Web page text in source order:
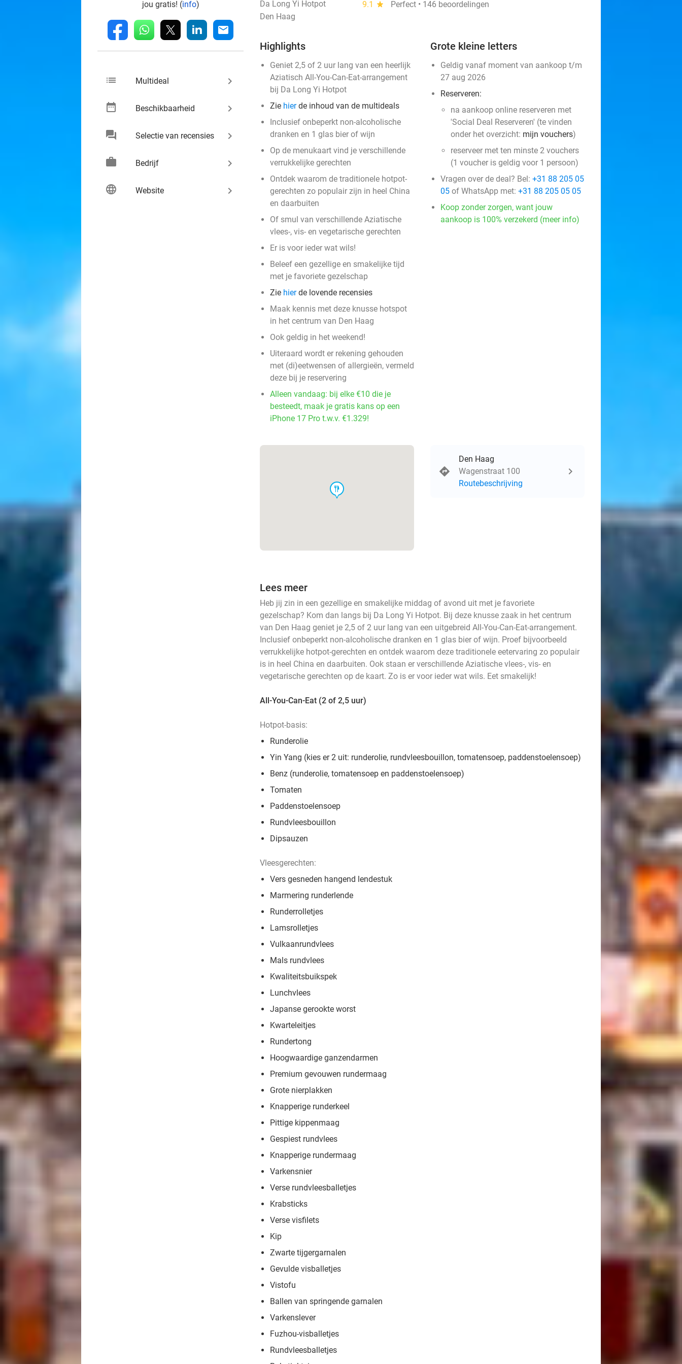
jou gratis! (info)
fb whatsapp linkedin mail
list Multideal keyboard_arrow_right
date_range Beschikbaarheid keyboard_arrow_right
chat Selectie van recensies keyboard_arrow_right
work Bedrijf keyboard_arrow_right
language Website keyboard_arrow_right
Da Long Yi Hotpot 9.1 star
Perfect • 146 beoordelingen
Den Haag
Highlights
Geniet 2,5 of 2 uur lang van een heerlijk
Aziatisch All-You-Can-Eat-arrangement
bij Da Long Yi Hotpot
Zie hierde inhoud van de multideals
Inclusief onbeperkt non-alcoholische
dranken en 1 glas bier of wijn
Op de menukaart vind je verschillende
verrukkelijke gerechten
Ontdek waarom de traditionele hotpot-
gerechten zo populair zijn in heel China
en daarbuiten
Of smul van verschillende Aziatische
vlees-, vis- en vegetarische gerechten
Er is voor ieder wat wils!
Beleef een gezellige en smakelijke tijd
met je favoriete gezelschap
Zie hierde lovende recensies
Maak kennis met deze knusse hotspot
in het centrum van Den Haag
Ook geldig in het weekend!
Uiteraard wordt er rekening gehouden
met (di)eetwensen of allergieën, vermeld
deze bij je reservering
Alleen vandaag: bij elke €10 die je
besteedt, maak je gratis kans op een
iPhone 17 Pro t.w.v. €1.329!
Grote kleine letters
Geldig vanaf moment van aankoop t/m
27 aug 2026
Reserveren:
na aankoop online reserveren met
'Social Deal Reserveren' (te vinden
onder het overzicht: mijn vouchers)
reserveer met ten minste 2 vouchers
(1 voucher is geldig voor 1 persoon)
Vragen over de deal? Bel: +31 88 205 05
05 of WhatsApp met: +31 88 205 05 05
Koop zonder zorgen, want jouw
aankoop is 100% verzekerd (meer info)
food
Den Haag
Wagenstraat 100
Routebeschrijving
Lees meer
Heb jij zin in een gezellige en smakelijke middag of avond uit met je favoriete
gezelschap? Kom dan langs bij Da Long Yi Hotpot. Bij deze knusse zaak in het centrum
van Den Haag geniet je 2,5 of 2 uur lang van een uitgebreid All-You-Can-Eat-arrangement.
Inclusief onbeperkt non-alcoholische dranken en 1 glas bier of wijn. Proef bijvoorbeeld
verrukkelijke hotpot-gerechten en ontdek waarom deze traditionele eetervaring zo populair
is in heel China en daarbuiten. Ook staan er verschillende Aziatische vlees-, vis- en
vegetarische gerechten op de kaart. Zo is er voor ieder wat wils. Eet smakelijk!
All-You-Can-Eat (2 of 2,5 uur)
Hotpot-basis:
Runderolie
Yin Yang (kies er 2 uit: runderolie, rundvleesbouillon, tomatensoep, paddenstoelensoep)
Benz (runderolie, tomatensoep en paddenstoelensoep)
Tomaten
Paddenstoelensoep
Rundvleesbouillon
Dipsauzen
Vleesgerechten:
Vers gesneden hangend lendestuk
Marmering runderlende
Runderrolletjes
Lamsrolletjes
Vulkaanrundvlees
Mals rundvlees
Kwaliteitsbuikspek
Lunchvlees
Japanse gerookte worst
Kwarteleitjes
Rundertong
Hoogwaardige ganzendarmen
Premium gevouwen rundermaag
Grote nierplakken
Knapperige runderkeel
Pittige kippenmaag
Gespiest rundvlees
Knapperige rundermaag
Varkensnier
Verse rundvleesballetjes
Krabsticks
Verse visfilets
Kip
Zwarte tijgergarnalen
Gevulde visballetjes
Vistofu
Ballen van springende garnalen
Varkenslever
Fuzhou-visballetjes
Rundvleesballetjes